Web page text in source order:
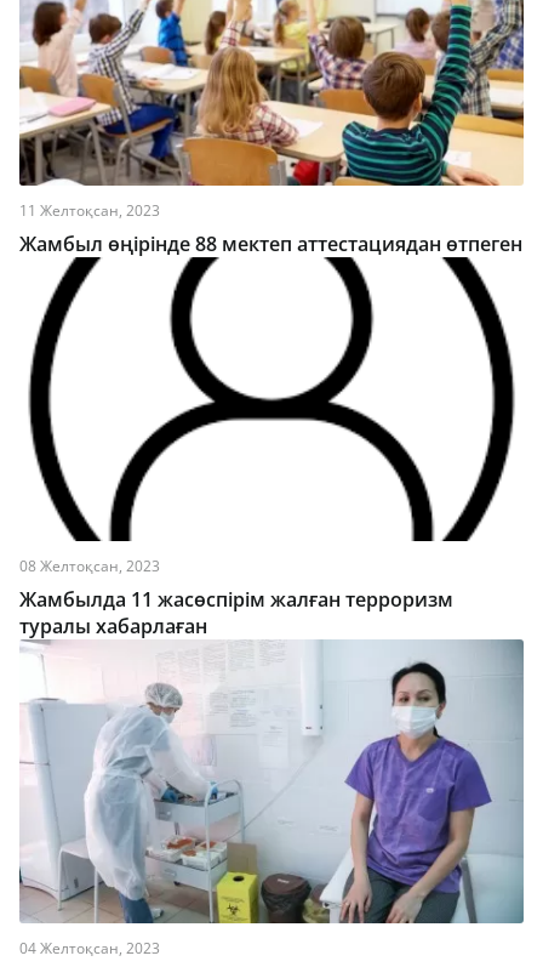
11 Желтоқсан, 2023
Жамбыл өңірінде 88 мектеп аттестациядан өтпеген
08 Желтоқсан, 2023
Жамбылда 11 жасөспірім жалған терроризм
туралы хабарлаған
04 Желтоқсан, 2023